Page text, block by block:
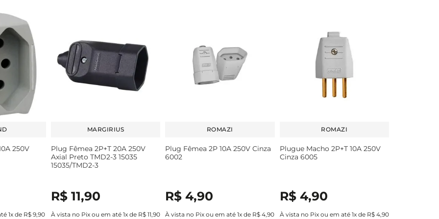
250V
1x de R$ 9,90
MARGIRIUS
Plug Fêmea 2P+T 20A 250V
Axial Preto TMD2-3 15035
15035/TMD2-3
R$ 11,90
À vista no Pix ou em até 1x de R$ 11,90
ROMAZI
Plug Fêmea 2P 10A 250V Cinza
6002
R$ 4,90
À vista no Pix ou em até1x de R$ 4,90
ROMAZI
Plugue Macho 2P+T 10A 250V
Cinza 6005
R$ 4,90
À vista no Pix ou em até 1x de R$ 4,90